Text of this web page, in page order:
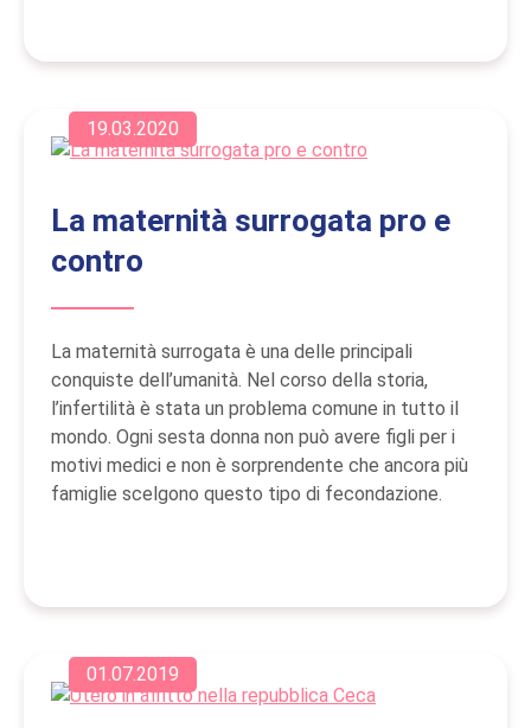
19.03.2020
La maternità surrogata pro e
contro
La maternità surrogata è una delle principali
conquiste dell’umanità. Nel corso della storia,
l’infertilità è stata un problema comune in tutto il
mondo. Ogni sesta donna non può avere figli per i
motivi medici e non è sorprendente che ancora più
famiglie scelgono questo tipo di fecondazione.
01.07.2019